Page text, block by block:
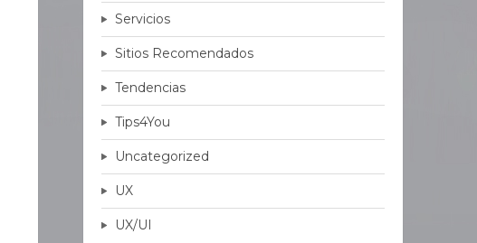
Servicios
Sitios Recomendados
Tendencias
Tips4You
Uncategorized
UX
UX/UI